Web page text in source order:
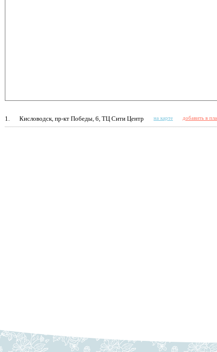
1. Кисловодск, пр-кт Победы, 6, ТЦ Сити Центр на карте добавить в